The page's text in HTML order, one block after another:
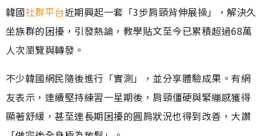
韓國社群平台近期興起一套「3步肩頸背伸展操」，解決久
坐族群的困擾，引發熱論，教學貼文至今已累積超過68萬
人次瀏覽與轉發。
不少韓國網民隨後進行「實測」，並分享體驗成果。有網
友表示，連續堅持練習一星期後，肩頸僵硬與緊繃感獲得
顯著舒緩，甚至連長期困擾的圓肩狀況也得到改善，大讚